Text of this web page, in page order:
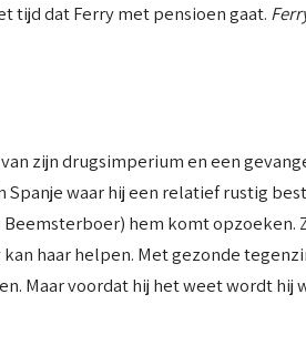
tijd dat Ferry met pensioen gaat.
zijn drugsimperium en een
waar hij een relatief rustig
hem komt opzoeken.
haar helpen. Met gezonde
Maar voordat hij het weet wordt hij